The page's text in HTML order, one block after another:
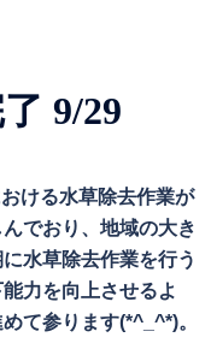
9/29
ける水草除去作業が
でおり、地域の大き
水草除去作業を行う
力を向上させるよ
て参ります(*^_^*)。